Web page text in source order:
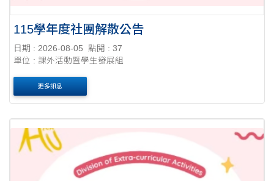
115學年度社團解散公告
日期 : 2026-08-05
點閱 : 37
單位 : 課外活動暨學生發展組
更多訊息